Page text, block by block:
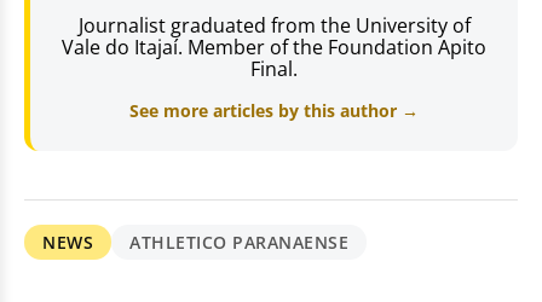
Journalist graduated from the University of
Vale do Itajaí. Member of the Foundation Apito
Final.
See more articles by this author →
NEWS ATHLETICO PARANAENSE